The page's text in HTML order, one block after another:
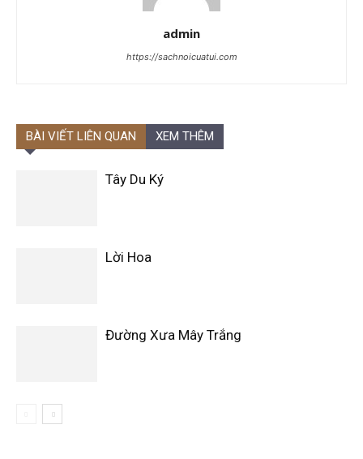
admin
https://sachnoicuatui.com
BÀI VIẾT LIÊN QUAN XEM THÊM
Tây Du Ký
Lời Hoa
Đường Xưa Mây Trắng